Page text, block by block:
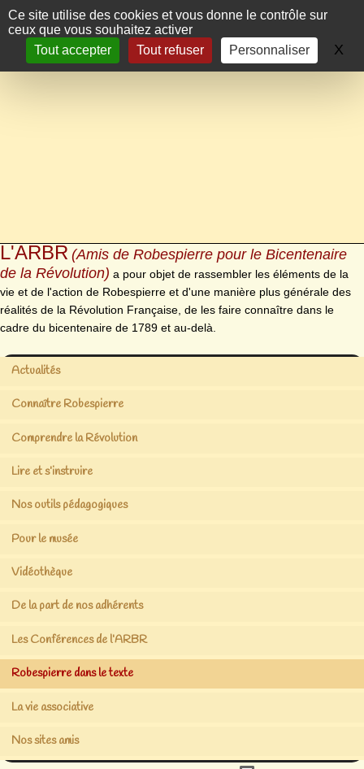
Panneau de gestion des cookies
Ce site utilise des cookies et vous donne le contrôle sur
ceux que vous souhaitez activer
Tout accepter
Tout refuser Personnaliser X
L'ARBR (Amis de Robespierre pour le Bicentenaire
de la Révolution) a pour objet de rassembler les éléments de la
vie et de l'action de Robespierre et d'une manière plus générale des
réalités de la Révolution Française, de les faire connaître dans le
cadre du bicentenaire de 1789 et au-delà.
Actualités
Connaître Robespierre
Comprendre la Révolution
Lire et s’instruire
Nos outils pédagogiques
Pour le musée
Vidéothèque
De la part de nos adhérents
Les Conférences de l’ARBR
Robespierre dans le texte
La vie associative
Nos sites amis